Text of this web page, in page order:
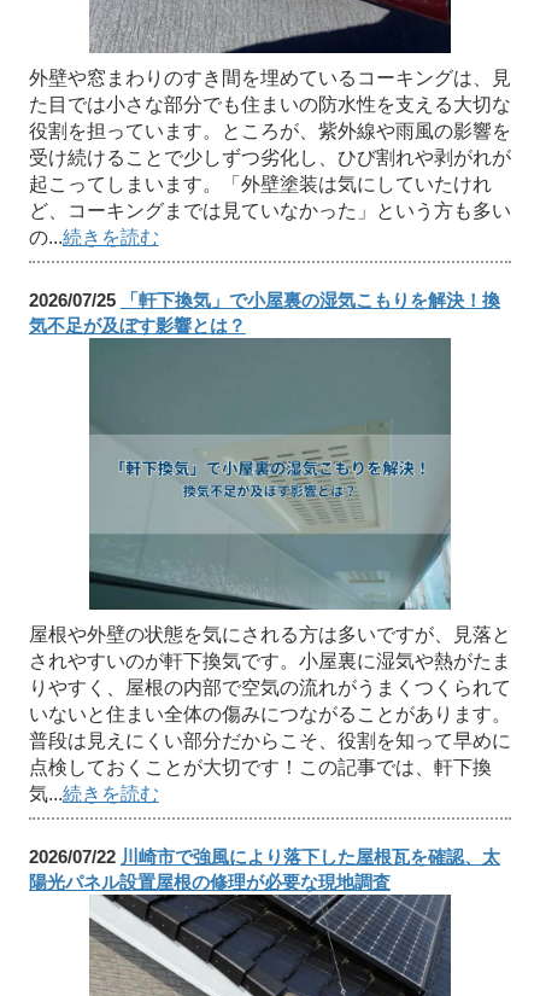
外壁や窓まわりのすき間を埋めているコーキングは、見
た目では小さな部分でも住まいの防水性を支える大切な
役割を担っています。ところが、紫外線や雨風の影響を
受け続けることで少しずつ劣化し、ひび割れや剥がれが
起こってしまいます。「外壁塗装は気にしていたけれ
ど、コーキングまでは見ていなかった」という方も多い
の...続きを読む
2026/07/25
「軒下換気」で小屋裏の湿気こもりを解決！換
気不足が及ぼす影響とは？
屋根や外壁の状態を気にされる方は多いですが、見落と
されやすいのが軒下換気です。小屋裏に湿気や熱がたま
りやすく、屋根の内部で空気の流れがうまくつくられて
いないと住まい全体の傷みにつながることがあります。
普段は見えにくい部分だからこそ、役割を知って早めに
点検しておくことが大切です！この記事では、軒下換
気...続きを読む
2026/07/22 川崎市で強風により落下した屋根瓦を確認、太
陽光パネル設置屋根の修理が必要な現地調査